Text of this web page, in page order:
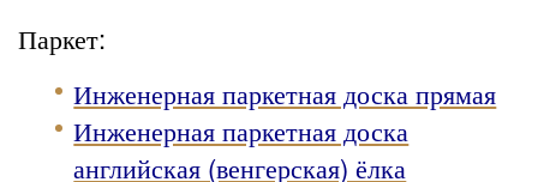
Паркет:
Инженерная паркетная доска прямая
Инженерная паркетная доска
английская (венгерская) ёлка